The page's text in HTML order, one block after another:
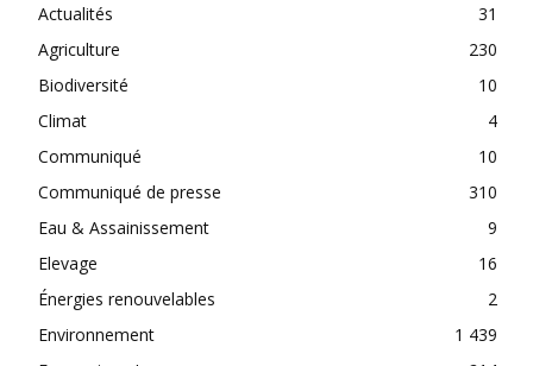
Actualités
31
Agriculture
230
Biodiversité
10
Climat
4
Communiqué
10
Communiqué de presse
310
Eau & Assainissement
9
Elevage
16
Énergies renouvelables
2
Environnement
1 439